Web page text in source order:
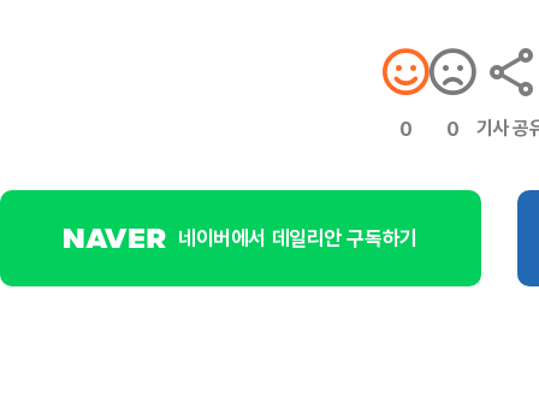
0 0 기사 공
네이버에서 데일리안 구독하기